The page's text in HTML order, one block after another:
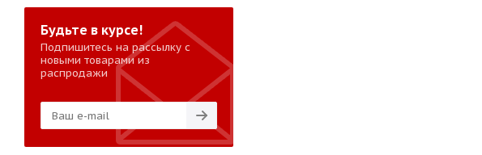
Будьте в курсе!
Подпишитесь на рассылку с
новыми товарами из
распродажи